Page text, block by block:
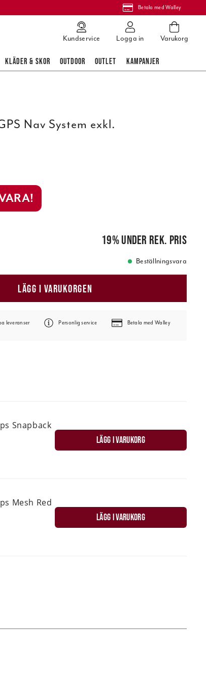
Betala med Walley
Kundservice Logga in Varukorg
KLÄDER & SKOR OUTDOOR OUTLET KAMPANJER
Nav System exkl.
19%under rek. pris
Beställningsvara
LÄGG I VARUKORGEN
leveranser Personlig service Betala med Walley
Snapback
LÄGG I VARUKORG
Mesh Red
LÄGG I VARUKORG